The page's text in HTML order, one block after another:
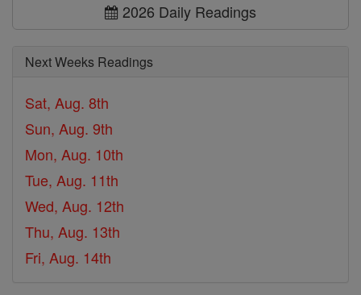
2026 Daily Readings
Next Weeks Readings
Sat, Aug. 8th
Sun, Aug. 9th
Mon, Aug. 10th
Tue, Aug. 11th
Wed, Aug. 12th
Thu, Aug. 13th
Fri, Aug. 14th